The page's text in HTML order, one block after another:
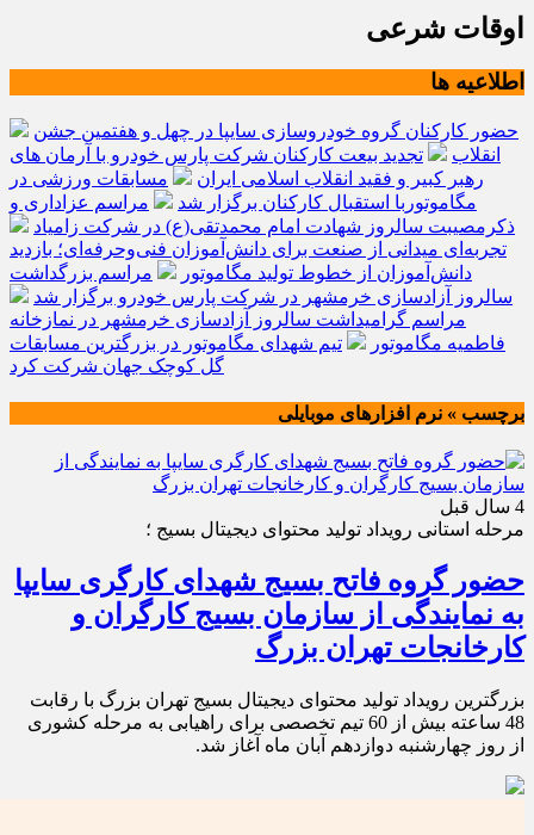
اوقات شرعی
اطلاعیه ها
حضور کارکنان گروه خودروسازی سایپا در چهل و هفتمین جشن
انقلاب
تجدید بیعت کارکنان شرکت پارس خودرو با آرمان های
رهبر کبیر و فقید انقلاب اسلامی ایران
مسابقات ورزشی در
مگاموتوربا استقبال کارکنان برگزار شد
مراسم عزاداری و
ذکرمصیبت سالروز شهادت امام محمدتقی(ع) در شرکت زامیاد
تجربه‌ای میدانی از صنعت برای دانش‌آموزان فنی‌وحرفه‌ای؛ بازدید
دانش‌آموزان از خطوط تولید مگاموتور
مراسم بزرگداشت
سالروز آزادسازی خرمشهر در شرکت پارس خودرو برگزار شد
مراسم گرامیداشت سالروز آزادسازی خرمشهر در نمازخانه
فاطمیه مگاموتور
تیم شهدای مگاموتور در بزرگترین مسابقات
گل کوچک جهان شرکت کرد
برچسب » نرم افزارهای موبایلی
4 سال قبل
مرحله استانی رویداد تولید محتوای دیجیتال بسیج ؛
حضور گروه فاتح بسیج شهدای کارگری سایپا
به نمایندگی از سازمان بسیج کارگران و
کارخانجات تهران بزرگ
بزرگترین رویداد تولید محتوای دیجیتال بسیج تهران بزرگ با رقابت
48 ساعته بیش از 60 تیم تخصصی برای راهیابی به مرحله کشوری
از روز چهارشنبه دوازدهم آبان ماه آغاز شد.